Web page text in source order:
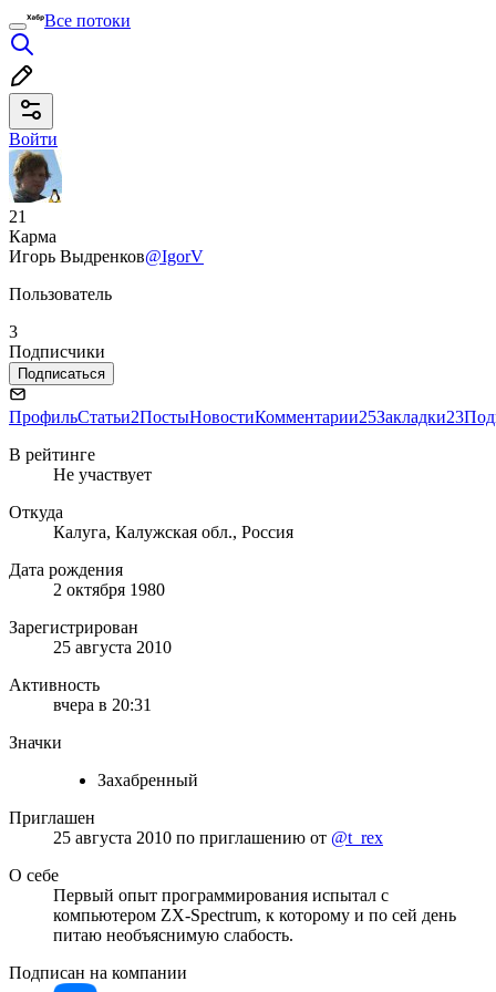
Все потоки
Войти
21
Карма
Игорь Выдренков@IgorV
Пользователь
3
Подписчики
Подписаться
ПрофильСтатьи2ПостыНовостиКомментарии25Закладки23
В рейтинге
Не участвует
Откуда
Калуга, Калужская обл., Россия
Дата рождения
2 октября 1980
Зарегистрирован
25 августа 2010
Активность
вчера в 20:31
Значки
Захабренный
Приглашен
25 августа 2010 по приглашению от @t_rex
О себе
Первый опыт программирования испытал с
компьютером ZX-Spectrum, к которому и по сей день
питаю необъяснимую слабость.
Подписан на компании